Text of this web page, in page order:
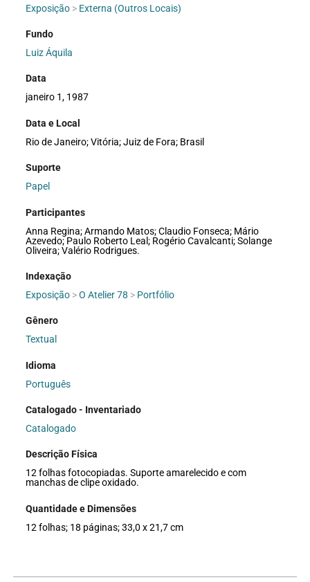
Exposição > Externa (Outros Locais)
Fundo
Luiz Áquila
Data
janeiro 1, 1987
Data e Local
Rio de Janeiro; Vitória; Juiz de Fora; Brasil
Suporte
Papel
Participantes
Anna Regina; Armando Matos; Claudio Fonseca; Mário
Azevedo; Paulo Roberto Leal; Rogério Cavalcanti; Solange
Oliveira; Valério Rodrigues.
Indexação
Exposição >O Atelier 78 > Portfólio
Gênero
Textual
Idioma
Português
Catalogado - Inventariado
Catalogado
Descrição Física
12 folhas fotocopiadas. Suporte amarelecido e com
manchas de clipe oxidado.
Quantidade e Dimensões
12 folhas; 18 páginas; 33,0 x 21,7 cm